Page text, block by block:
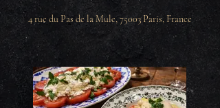
4 rue du Pas de la Mule, 75003 Paris, France